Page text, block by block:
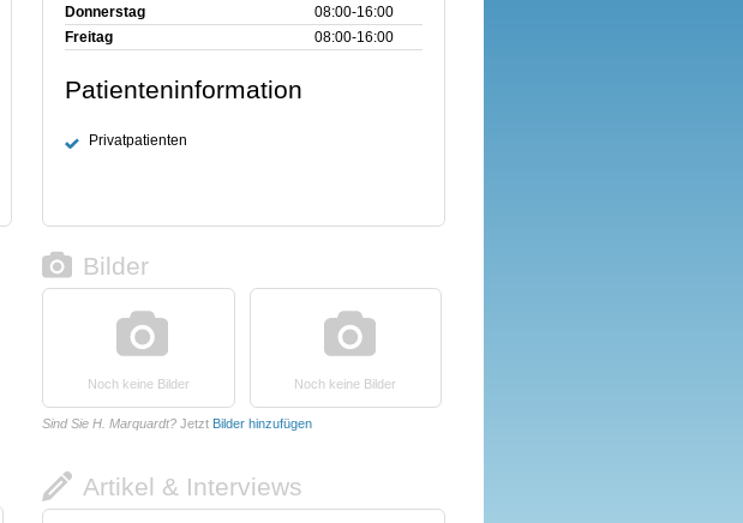
Donnerstag
08:00‑16:00
Freitag
08:00‑16:00
Patienteninformation
Privatpatienten
Bilder
Noch keine Bilder Noch keine Bilder
Sind Sie H. Marquardt? Jetzt Bilder hinzufügen
Artikel & Interviews